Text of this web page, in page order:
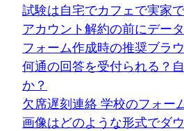
試験は自宅でカフェで実家
アカウント解約の前にデー
フォーム作成時の推奨ブラ
何通の回答を受付られる？
か？
欠席遅刻連絡 学校のフォー
画像はどのような形式でダ